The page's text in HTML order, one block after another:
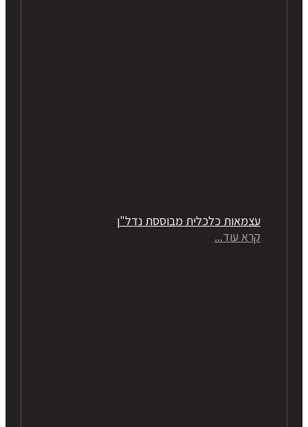
עצמאות כלכלית מבוססת נדל"ן
קרא עוד...